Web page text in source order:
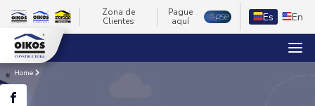
Zona de
Clientes
Pague
aquí
Es En
Home